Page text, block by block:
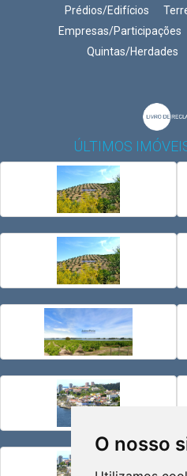
O nosso
Prédios/Edifícios
Empresas/Participações
Quintas/Herdades
ÚLTIMOS